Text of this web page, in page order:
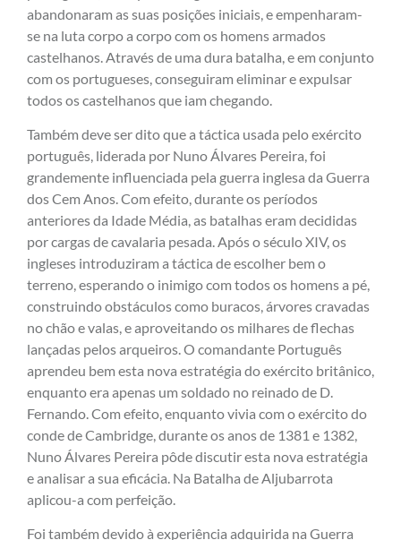
abandonaram as suas posições iniciais, e empenharam-
se na luta corpo a corpo com os homens armados
castelhanos. Através de uma dura batalha, e em conjunto
com os portugueses, conseguiram eliminar e expulsar
todos os castelhanos que iam chegando.
Também deve ser dito que a táctica usada pelo exército
português, liderada por Nuno Álvares Pereira, foi
grandemente influenciada pela guerra inglesa da Guerra
dos Cem Anos. Com efeito, durante os períodos
anteriores da Idade Média, as batalhas eram decididas
por cargas de cavalaria pesada. Após o século XIV, os
ingleses introduziram a táctica de escolher bem o
terreno, esperando o inimigo com todos os homens a pé,
construindo obstáculos como buracos, árvores cravadas
no chão e valas, e aproveitando os milhares de flechas
lançadas pelos arqueiros. O comandante Português
aprendeu bem esta nova estratégia do exército britânico,
enquanto era apenas um soldado no reinado de D.
Fernando. Com efeito, enquanto vivia com o exército do
conde de Cambridge, durante os anos de 1381 e 1382,
Nuno Álvares Pereira pôde discutir esta nova estratégia
e analisar a sua eficácia. Na Batalha de Aljubarrota
aplicou-a com perfeição.
Foi também devido à experiência adquirida na Guerra